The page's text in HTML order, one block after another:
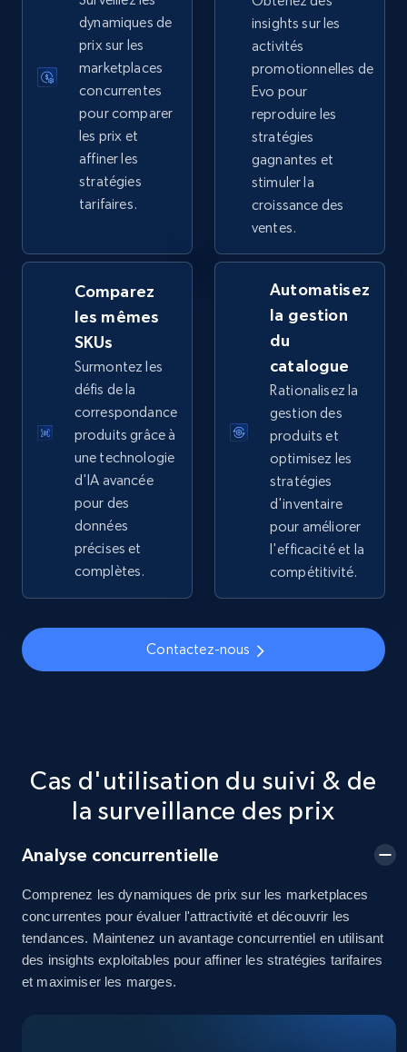
5.4K+ 668+ Commencer
TikTok Shop - category
URL, Title, Available, Description, Currency, Initial
price, Final price, Discount percent, and more.
Commencer
TikTok Shop - Collect TikTok shop products
by keywords search
URL, Title, Available, Description, Currency, Initial
price, Final price, Discount percent, and more.
Commencer
TikTok Shop - discover records by shop url
URL, Title, Available, Description, Currency, Initial
price, Final price, Discount percent, and more.
URL, Product id, Title, Seller name, Seller rating,
Seller reviews, Breadcrumbs, Root category, and
more.
dynamiques de
prix sur les
marketplaces
concurrentes
pour comparer
les prix et
affiner les
stratégies
tarifaires.
insights sur les
activités
promotionnelles de
Evo pour
reproduire les
stratégies
gagnantes et
stimuler la
croissance des
ventes.
Comparez
les mêmes
SKUs
Surmontez les
défis de la
correspondance
produits grâce à
une technologie
d'IA avancée
pour des
données
précises et
complètes.
Automatisez
la gestion
du
catalogue
Rationalisez la
gestion des
produits et
optimisez les
stratégies
d'inventaire
pour améliorer
l'efficacité et la
compétitivité.
Contactez-nous
Cas d'utilisation du suivi & de
la surveillance des prix
Analyse concurrentielle
Comprenez les dynamiques de prix sur les marketplaces
concurrentes pour évaluer l'attractivité et découvrir les
tendances. Maintenez un avantage concurrentiel en utilisant
des insights exploitables pour affiner les stratégies tarifaires
et maximiser les marges.